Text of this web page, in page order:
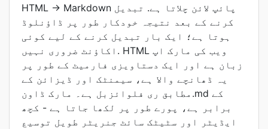
HTML → Markdown پائپ لائن چلاتا ہے. تبدیل
کرنے کے بعد نتيجہ خودکار طور پر ڈاؤنلوڈ
ہوتا ہے؛ ایک بار تبدیل کرنے کے لیے کوئی
اکاؤنٹ ضروری نہیں. HTML ویب کی مارک اپ
زبان ہے اور ایک دستاویزی فارمیٹ کے طور پر
یہ ڈھانچے والا ہے، سیمنٹک اور ڈیزائن کے
مطابق ری فلوائزبل ہے۔ مارک ڈاون.md کے
برابر ہے، پورے طور پر لکھا جاتا ہے - کچھ
ایڈیٹر اور سٹیٹک سائٹ جنریٹر طویل توسیع